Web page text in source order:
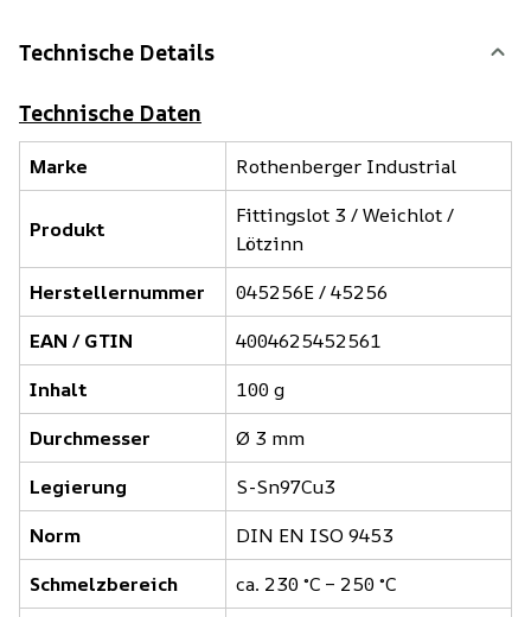
Technische Details
Technische Daten
Marke Rothenberger Industrial
Produkt
Fittingslot 3 / Weichlot /
Lötzinn
Herstellernummer
045256E / 45256
EAN / GTIN
4004625452561
Inhalt
100 g
Durchmesser
Ø 3 mm
Legierung
S-Sn97Cu3
Norm
DIN EN ISO 9453
Schmelzbereich
ca. 230 °C – 250 °C